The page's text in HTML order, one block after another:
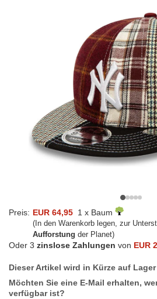
Preis: EUR 64,95 1 x Baum
(In den Warenkorb legen, zur
Aufforstung der Planet)
Oder 3 zinslose Zahlungen von EUR
Dieser Artikel wird in Kürze auf
Möchten Sie eine E-Mail erhalten,
verfügbar ist?